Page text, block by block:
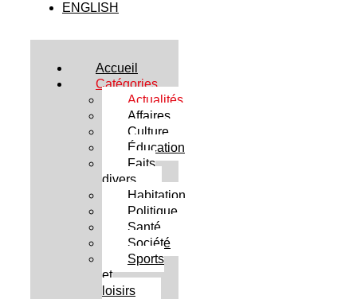
ENGLISH
Accueil
Catégories
Actualités
Affaires
Culture
Éducation
Faits
divers
Habitation
Politique
Santé
Société
Sports
et
loisirs